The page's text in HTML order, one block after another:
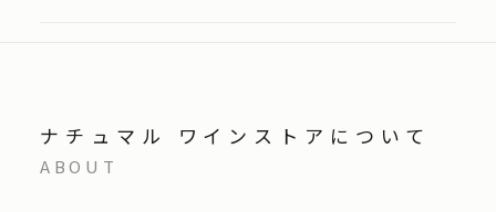
ナチュマル ワインストアについて
ABOUT